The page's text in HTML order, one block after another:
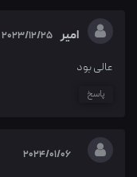
امیر 2023/12/25
عالی بود
پاسخ
2024/01/06